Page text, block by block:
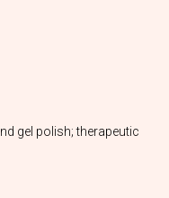
gel polish; therapeutic